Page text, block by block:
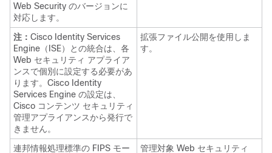
Web Security のバージョンに
対応します。
注： Cisco Identity Services
Engine（ISE）との統合は、各
Web セキュリティ アプライア
ンスで個別に設定する必要があ
ります。Cisco Identity
Services Engine の設定は、
Cisco コンテンツ セキュリティ
管理アプライアンスから発行で
きません。
拡張ファイル公開を使用しま
す。
連邦情報処理標準の FIPS モー
管理対象 Web セキュリティ